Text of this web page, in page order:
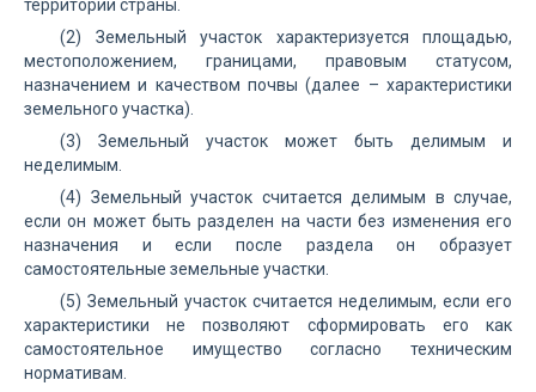
территории страны.
(2) Земельный участок характеризуется площадью,
местоположением, границами, правовым статусом,
назначением и качеством почвы (далее – характеристики
земельного участка).
(3) Земельный участок может быть делимым и
неделимым.
(4) Земельный участок считается делимым в случае,
если он может быть разделен на части без изменения его
назначения и если после раздела он образует
самостоятельные земельные участки.
(5) Земельный участок считается неделимым, если его
характеристики не позволяют сформировать его как
самостоятельное имущество согласно техническим
нормативам.